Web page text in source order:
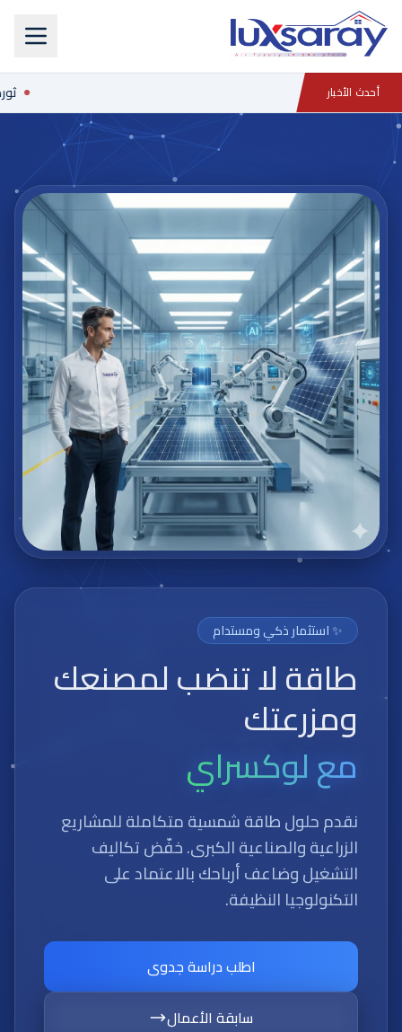
أحدث الأخبار
✨ استثمار ذكي ومستدام
طاقة لا تنضب لمصنعك
ومزرعتك
مع لوكسراي
نقدم حلول طاقة شمسية متكاملة للمشاريع
الزراعية والصناعية الكبرى. خفّض تكاليف
التشغيل وضاعف أرباحك بالاعتماد على
التكنولوجيا النظيفة.
اطلب دراسة جدوى
سابقة الأعمال